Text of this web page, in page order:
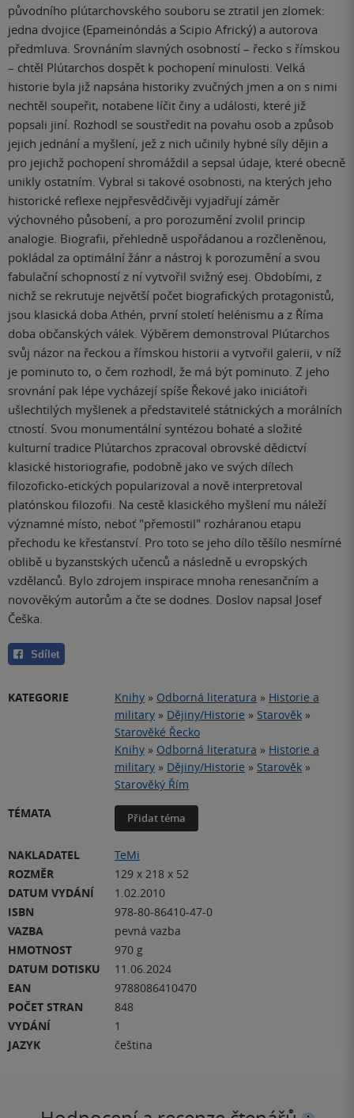
původního plútarchovského souboru se ztratil jen zlomek:
jedna dvojice (Epameinóndás a Scipio Africký) a autorova
předmluva. Srovnáním slavných osobností – řecko s římskou
– chtěl Plútarchos dospět k pochopení minulosti. Velká
historie byla již napsána historiky zvučných jmen a on s nimi
nechtěl soupeřit, notabene líčit činy a události, které již
popsali jiní. Rozhodl se soustředit na povahu osob a způsob
jejich jednání a myšlení, jež z nich učinily hybné síly dějin a
pro jejichž pochopení shromáždil a sepsal údaje, které obecně
unikly ostatním. Vybral si takové osobnosti, na kterých jeho
historické reflexe nejpřesvědčivěji vyjadřují záměr
výchovného působení, a pro porozumění zvolil princip
analogie. Biografii, přehledně uspořádanou a rozčleněnou,
pokládal za optimální žánr a nástroj k porozumění a svou
fabulační schopností z ní vytvořil svižný esej. Obdobími, z
nichž se rekrutuje největší počet biografických protagonistů,
jsou klasická doba Athén, první století helénismu a z Říma
doba občanských válek. Výběrem demonstroval Plútarchos
svůj názor na řeckou a římskou historii a vytvořil galerii, v níž
je pominuto to, o čem rozhodl, že má být pominuto. Z jeho
srovnání pak lépe vycházejí spíše Řekové jako iniciátoři
ušlechtilých myšlenek a představitelé státnických a morálních
ctností. Svou monumentální syntézou bohaté a složité
kulturní tradice Plútarchos zpracoval obrovské dědictví
klasické historiografie, podobně jako ve svých dílech
filozoficko-etických popularizoval a nově interpretoval
platónskou filozofii. Na cestě klasického myšlení mu náleží
významné místo, neboť "přemostil" rozháranou etapu
přechodu ke křesťanství. Pro toto se jeho dílo těšílo nesmírné
oblibě u byzanstských učenců a následně u evropských
vzdělanců. Bylo zdrojem inspirace mnoha renesančním a
novověkým autorům a čte se dodnes. Doslov napsal Josef
Češka.
Sdílet
KATEGORIE Knihy » Odborná literatura » Historie a
military » Dějiny/Historie » Starověk »
Starověké Řecko
Knihy » Odborná literatura » Historie a
military » Dějiny/Historie » Starověk »
Starověký Řím
TÉMATA
Přidat téma
NAKLADATEL
TeMi
ROZMĚR
129 x 218 x 52
DATUM VYDÁNÍ
1.02.2010
ISBN
978-80-86410-47-0
VAZBA
pevná vazba
HMOTNOST
970 g
DATUM DOTISKU
11.06.2024
EAN
9788086410470
POČET STRAN
848
VYDÁNÍ
1
JAZYK
čeština